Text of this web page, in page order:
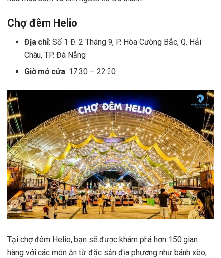
Chợ đêm Helio
Địa chỉ: Số 1 Đ. 2 Tháng 9, P. Hòa Cường Bắc, Q. Hải
Châu, TP. Đà Nẵng
Giờ mở cửa: 17:30 – 22:30
Tại chợ đêm Helio, bạn sẽ được khám phá hơn 150 gian
hàng với các món ăn từ đặc sản địa phương như bánh xèo,